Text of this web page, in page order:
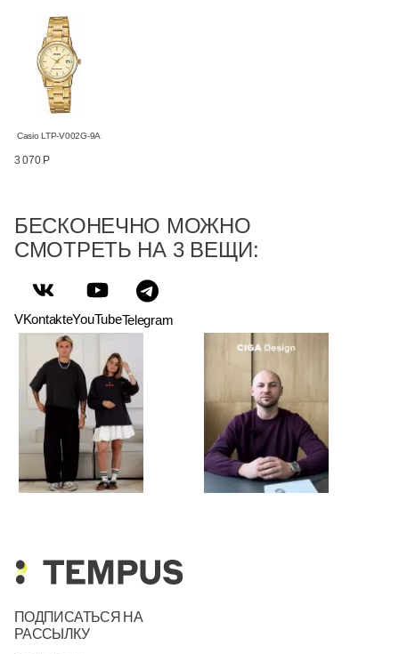
Casio LTP-V002G-9A
3 070 Р
БЕСКОНЕЧНО МОЖНО
СМОТРЕТЬ НА 3 ВЕЩИ:
VKontakteYouTubeTelegram
ПОДПИСАТЬСЯ НА
РАССЫЛКУ